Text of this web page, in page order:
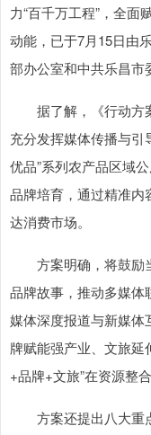
力“百千万工程”，全面
动能，已于7月15日由
部办公室和中共乐昌市
据了解，《行动方案
充分发挥媒体传播与引
优品”系列农产品区域
品牌培育，通过精准内
达消费市场。
方案明确，将鼓励
品牌故事，推动多媒体
媒体深度报道与新媒体
牌赋能强产业、文旅延
+品牌+文旅”在资源整
方案还提出八大重点